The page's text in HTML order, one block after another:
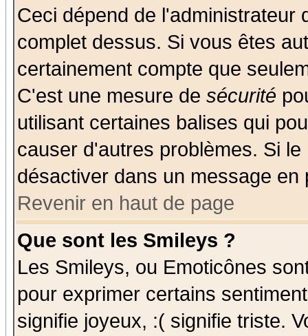
Ceci dépend de l'administrateur
complet dessus. Si vous êtes
certainement compte que
C'est une mesure de sécurité
utilisant certaines balises qui
causer d'autres problèmes. Si
désactiver dans un message
Revenir en haut de page
Que sont les Smileys ?
Les Smileys, ou Emoticônes
pour exprimer certains
signifie joyeux, :( signifie triste.